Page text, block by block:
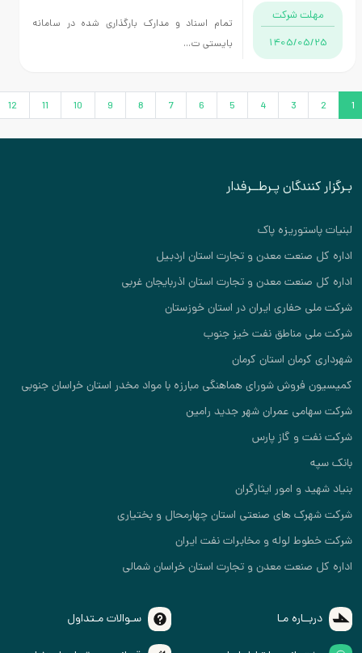
خراسان رضوی
مهلت شرکت
1405/05/25
تمام اسناد و مدارک بارگذاری شده در سامانه
بایستی ت...
2
3
4
5
6
7
8
9
10
11
12
›
کنندگان پـرطــرفدار
پاستوریزه پاک
کل صنعت معدن و تجارت استان اردبیل
کل صنعت معدن و تجارت استان اذربایجان غربی
حفاری ایران در استان خوزستان
ملی مناطق نفت خیز جنوب
کرمان استان کرمان
فروش شورای هماهنگی مبارزه با مواد مخدر استان خراسان جنوبی
عمران شهر جدید رامین
و گاز پارس
و امور ایثارگران
های صنعتی استان چهارمحال و بختیاری
لوله و مخابرات نفت ایران
کل صنعت معدن و تجارت استان خراسان شمالی
دربــاره مـا سـوالات مـتداول